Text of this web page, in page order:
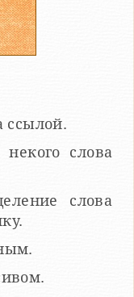
ссылой.
некого слова
слова